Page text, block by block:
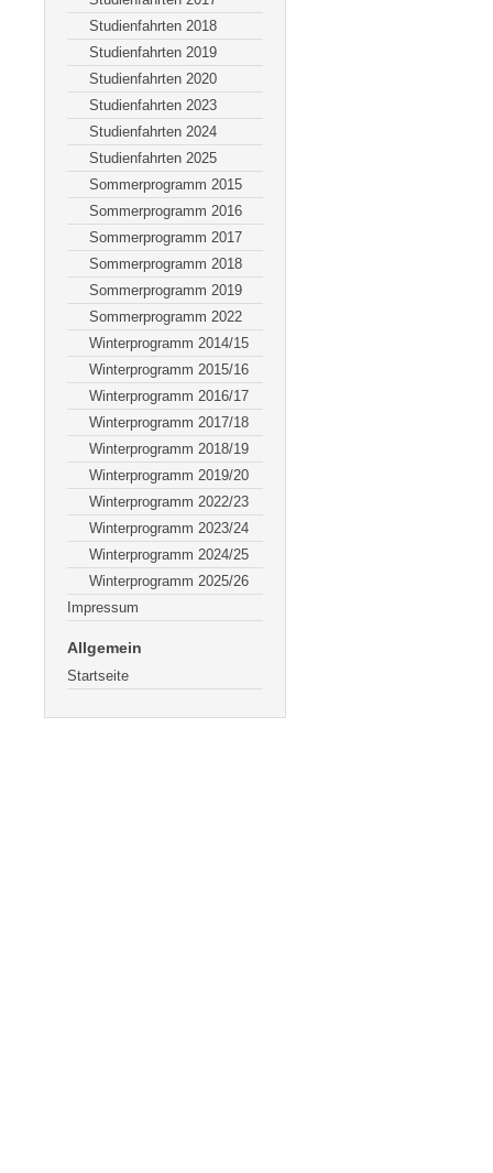
Studienfahrten 2018
Studienfahrten 2019
Studienfahrten 2020
Studienfahrten 2023
Studienfahrten 2024
Studienfahrten 2025
Sommerprogramm 2015
Sommerprogramm 2016
Sommerprogramm 2017
Sommerprogramm 2018
Sommerprogramm 2019
Sommerprogramm 2022
Winterprogramm 2014/15
Winterprogramm 2015/16
Winterprogramm 2016/17
Winterprogramm 2017/18
Winterprogramm 2018/19
Winterprogramm 2019/20
Winterprogramm 2022/23
Winterprogramm 2023/24
Winterprogramm 2024/25
Winterprogramm 2025/26
Impressum
Allgemein
Startseite